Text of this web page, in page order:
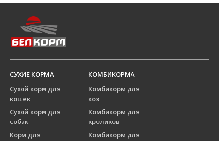
СУХИЕ КОРМА
Сухой корм для
кошек
Сухой корм для
собак
Корм для
КОМБИКОРМА
Комбикорм для
коз
Комбикорм для
кроликов
Комбикорм для